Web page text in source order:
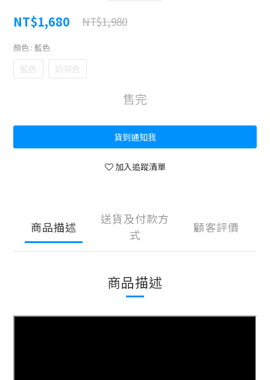
NT$1,680 NT$1,980
顏色 : 藍色
藍色 奶茶色
售完
貨到通知我
加入追蹤清單
商品描述
送貨及付款方
式
顧客評價
商品描述